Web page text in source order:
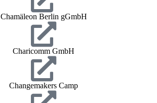
Chamäleon Berlin gGmbH
Charicomm GmbH
Changemakers Camp